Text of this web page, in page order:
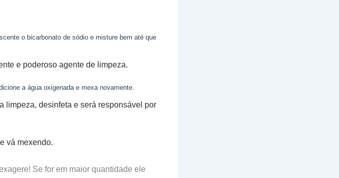
o bicarbonato de sódio e misture bem até que
e poderoso agente de limpeza.
a água oxigenada e mexa novamente.
limpeza, desinfeta e será responsável por
vá mexendo.
Se for em maior quantidade ele